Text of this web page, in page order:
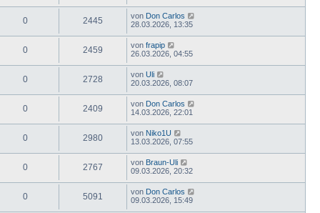
0 2445 von Don Carlos
28.03.2026, 13:35
0 2459 von frapip
26.03.2026, 04:55
0 2728 von Uli
20.03.2026, 08:07
0 2409 von Don Carlos
14.03.2026, 22:01
0 2980 von Niko1U
13.03.2026, 07:55
0 2767 von Braun-Uli
09.03.2026, 20:32
0 5091 von Don Carlos
09.03.2026, 15:49